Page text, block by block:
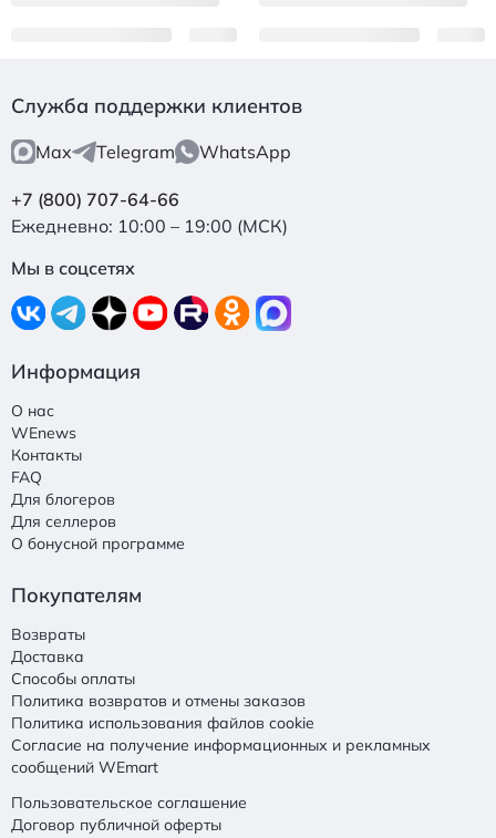
Служба поддержки клиентов
Max Telegram WhatsApp
+7 (800) 707-64-66
Ежедневно: 10:00 – 19:00 (МСК)
Мы в соцсетях
Информация
О нас
WEnews
Контакты
FAQ
Для блогеров
Для селлеров
О бонусной программе
Покупателям
Возвраты
Доставка
Способы оплаты
Политика возвратов и отмены заказов
Политика использования файлов cookie
Согласие на получение информационных и рекламных
сообщений WEmart
Пользовательское соглашение
Договор публичной оферты